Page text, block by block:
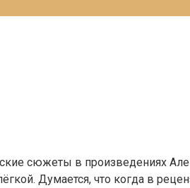
сюжеты в произведениях
Думается, что когда в